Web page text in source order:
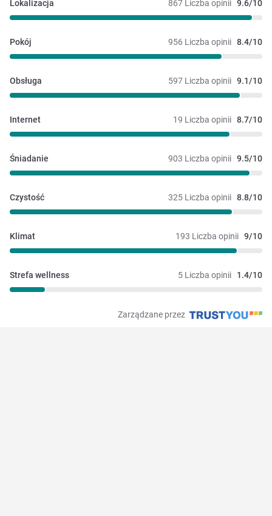
obsługi wskazywało na koniec śniadania, poza tym tak
późne uzupełnienie i tak uniemożliwiało swobodny posiłek.
Lokalizacja dobra - samo centrum. Parking dzielony ze
sklepem Biedronka - w dni robocze może być tłoczno i
dosyć mało.
867 Liczba opinii 9.6/10
Lokalizacja
956 Liczba opinii 8.4/10
Pokój
597 Liczba opinii 9.1/10
Obsługa
19 Liczba opinii 8.7/10
Internet
903 Liczba opinii 9.5/10
Śniadanie
325 Liczba opinii 8.8/10
Czystość
193 Liczba opinii 9/10
Klimat
5 Liczba opinii 1.4/10
Strefa wellness
Zarządzane przez